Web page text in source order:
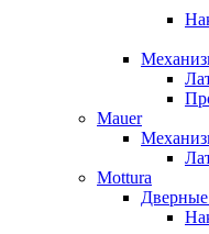
Mauer
Mottura